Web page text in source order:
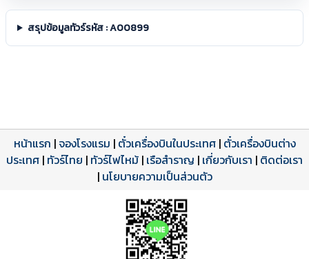
สรุปข้อมูลทัวร์รหัส : A00899
โปรแกรมทัวร์
A00899 PDF
ดาวน์โหลด PDF
รีวิวลูกค้าจริง
รีวิวจาก eTravelWay
เปิดหน้าเต็ม
ใบอนุญาตนำเที่ยว
เลขที่ 11/11450
เปิดหน้าเต็ม
หน้าแรก |จองโรงแรม | ตั๋วเครื่องบินในประเทศ| ตั๋วเครื่องบินต่าง
ประเทศ | ทัวร์ไทย | ทัวร์ไฟไหม้ | เรือสำราญ | เกี่ยวกับเรา | ติดต่อเรา
| นโยบายความเป็นส่วนตัว